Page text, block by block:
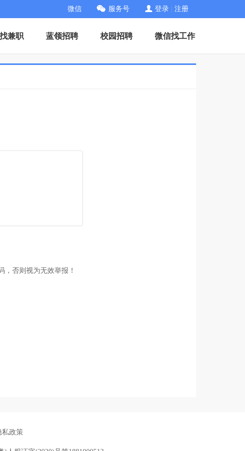
微信 服务号 登录 注册
找兼职 蓝领招聘 校园招聘 微信找工作
，否则视为无效举报！
私政策